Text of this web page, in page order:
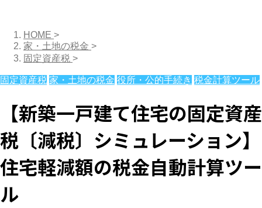
HOME >
家・土地の税金 >
固定資産税 >
固定資産税 家・土地の税金 役所・公的手続き 税金計算ツール
【新築一戸建て住宅の固定資産
税〔減税〕シミュレーション】
住宅軽減額の税金自動計算ツー
ル